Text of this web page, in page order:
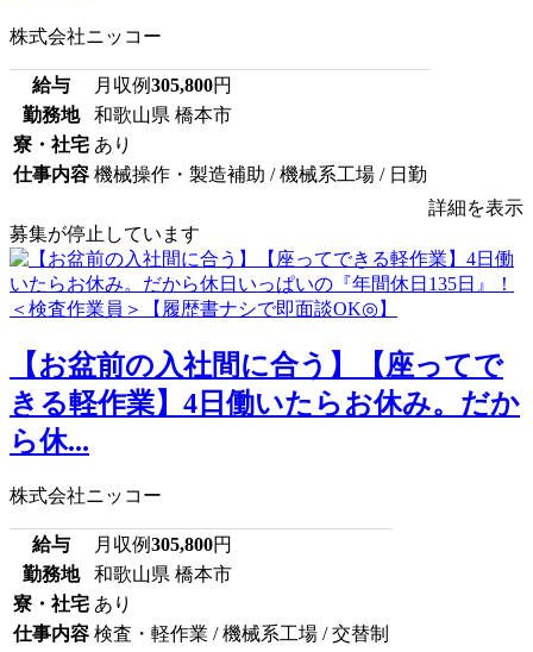
株式会社ニッコー
給与 月収例305,800円
勤務地
和歌山県 橋本市
寮・社宅 あり
仕事内容 機械操作・製造補助 / 機械系工場 / 日勤
詳細を表示
募集が停止しています
【お盆前の入社間に合う】【座ってで
きる軽作業】4日働いたらお休み。だか
ら休...
株式会社ニッコー
給与 月収例305,800円
勤務地
和歌山県 橋本市
寮・社宅 あり
仕事内容 検査・軽作業 / 機械系工場 / 交替制